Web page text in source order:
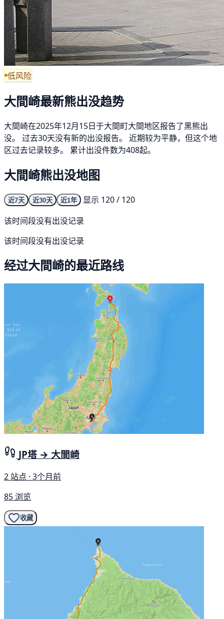
低风险
大間崎最新熊出没趋势
大間崎在2025年12月15日于大間町大間地区报告了黑熊出
没。 过去30天没有新的出没报告。 近期较为平静，但这个地
区过去记录较多。 累计出没件数为408起。
大間崎熊出没地图
近7天 近30天 近1年
显示 120 / 120
该时间段没有出没记录
该时间段没有出没记录
经过大間崎的最近路线
JP塔 → 大間崎
2 站点 · 3个月前
85 浏览
收藏